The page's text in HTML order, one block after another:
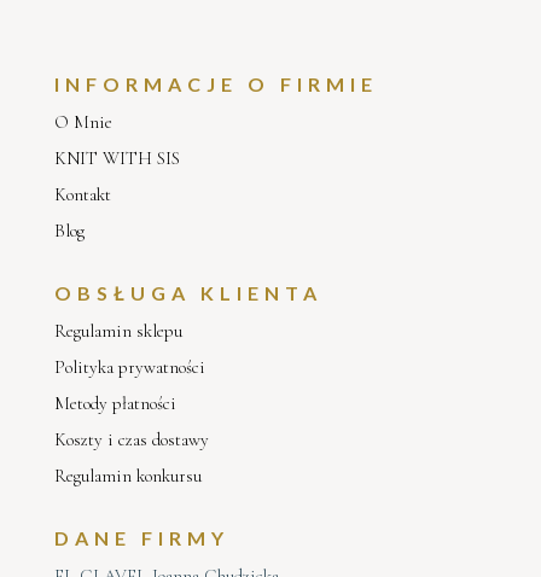
INFORMACJE O FIRMIE
O Mnie
KNIT WITH SIS
Kontakt
Blog
OBSŁUGA KLIENTA
Regulamin sklepu
Polityka prywatności
Metody płatności
Koszty i czas dostawy
Regulamin konkursu
DANE FIRMY